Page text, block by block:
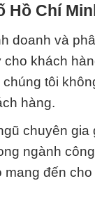
Hồ Chí
doanh và
khách
tôi
hàng.
chuyên gia
ngành
đến